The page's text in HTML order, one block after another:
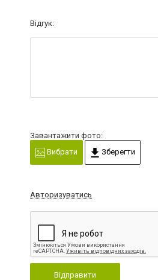
Відгук:
Завантажити фото:
Вибрати
Зберегти
Авторизуватись
Відправити